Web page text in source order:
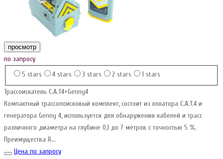
просмотр
по запросу
5 stars
4 stars 3 stars 2 stars 1 stars
Трассоискатель C.A.T4+Genny4
Компактный трассопоисковый комплект, состоит из локатора C.A.T.4 и
генератора Genny 4, используется для обнаружения кабелей и трасс
различного диаметра на глубине 0,1 до 7 метров с точностью 5 %.
Преимущества R...
Цена по запросу